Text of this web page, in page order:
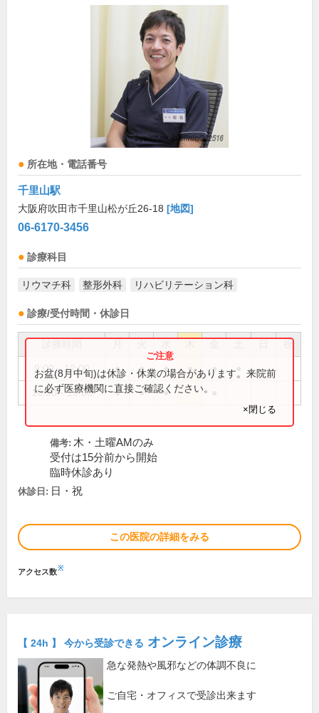
所在地・電話番号
千里山駅
大阪府吹田市千里山松が丘26-18 [地図]
06-6170-3456
診療科目
リウマチ科 整形外科 リハビリテーション科
診療/受付時間・休診日
祝
9:00～12:00 ● ● ● ● ●
16:00～19:00 ● ● ●
お盆(8月中旬)は休診・休業の場合があります。来院前
に必ず医療機関に直接ご確認ください。
×閉じる
備考: 木・土曜AMのみ
受付は15分前から開始
臨時休診あり
休診日: 日・祝
この医院の詳細をみる
アクセス数※
【 24h 】 今から受診できる オンライン診療
急な発熱や風邪などの体調不良に
ご自宅・オフィスで受診出来ます